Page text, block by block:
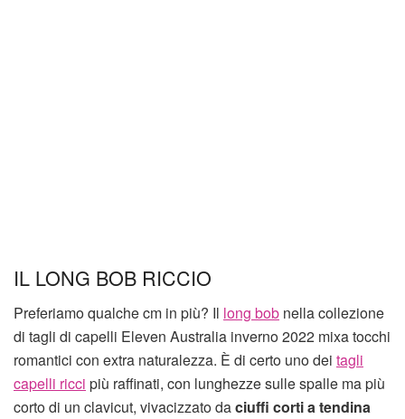
IL LONG BOB RICCIO
Preferiamo qualche cm in più? Il long bob nella collezione
di tagli di capelli Eleven Australia inverno 2022 mixa tocchi
romantici con extra naturalezza. È di certo uno dei tagli
capelli ricci più raffinati, con lunghezze sulle spalle ma più
corto di un clavicut, vivacizzato daciuffi corti a tendina